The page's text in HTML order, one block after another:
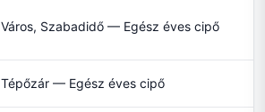
Város, Szabadidő — Egész éves cipő
Tépőzár — Egész éves cipő